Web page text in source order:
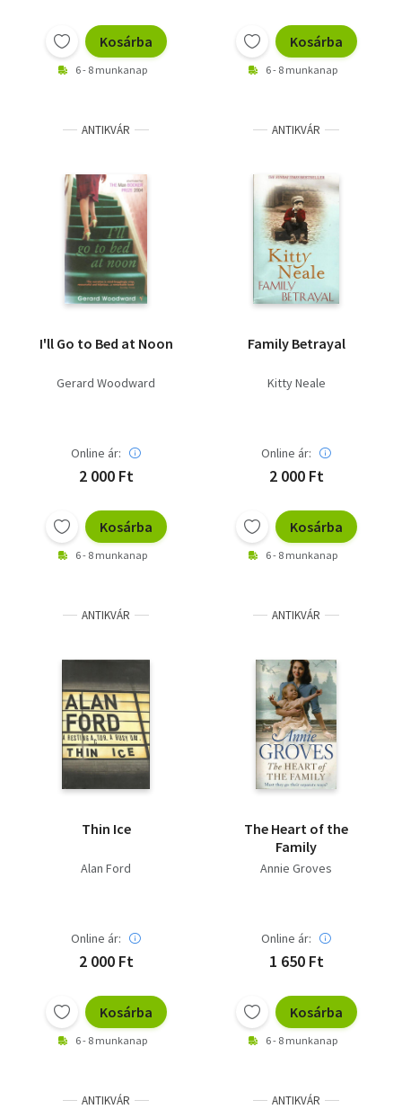
Kosárba
6 - 8 munkanap
Kosárba
6 - 8 munkanap
ANTIKVÁR
I'll Go to Bed at Noon
Gerard Woodward
Online ár:
2 000 Ft
Kosárba
6 - 8 munkanap
ANTIKVÁR
Family Betrayal
Kitty Neale
Online ár:
2 000 Ft
Kosárba
6 - 8 munkanap
ANTIKVÁR
Thin Ice
Alan Ford
Online ár:
2 000 Ft
Kosárba
6 - 8 munkanap
ANTIKVÁR
The Heart of the
Family
Annie Groves
Online ár:
1 650 Ft
Kosárba
6 - 8 munkanap
ANTIKVÁR ANTIKVÁR